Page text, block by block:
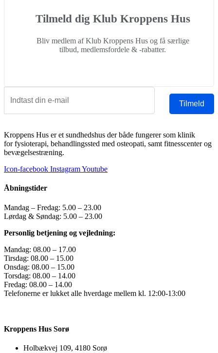
Tilmeld dig Klub Kroppens Hus
Bliv medlem af Klub Kroppens Hus og få særlige
tilbud, medlemsfordele & -rabatter.
Tilmeld
Kroppens Hus er et sundhedshus der både fungerer som klinik
for fysioterapi, behandlingssted med osteopati, samt fitnesscenter og
bevægelsestræning.
Icon-facebook InstagramYoutube
Åbningstider
Mandag – Fredag: 5.00 – 23.00
Lørdag & Søndag: 5.00 – 23.00
Personlig betjening og vejledning:
Mandag: 08.00 – 17.00
Tirsdag: 08.00 – 15.00
Onsdag: 08.00 – 15.00
Torsdag: 08.00 – 14.00
Fredag: 08.00 – 14.00
Telefonerne er lukket alle hverdage mellem kl. 12:00-13:00
Kroppens Hus Sorø
Holbækvej 109, 4180 Sorø